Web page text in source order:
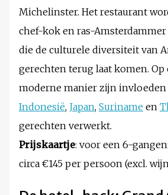
Michelinster. Het restaurant
chef-kok en ras-Amsterdammer
die de culturele diversiteit van
gerechten terug laat komen. Op
moderne manier zijn invloeden
Indonesië, Japan, Suriname en
gerechten verwerkt.
Prijskaartje: voor een 6-
circa €145 per persoon (excl.